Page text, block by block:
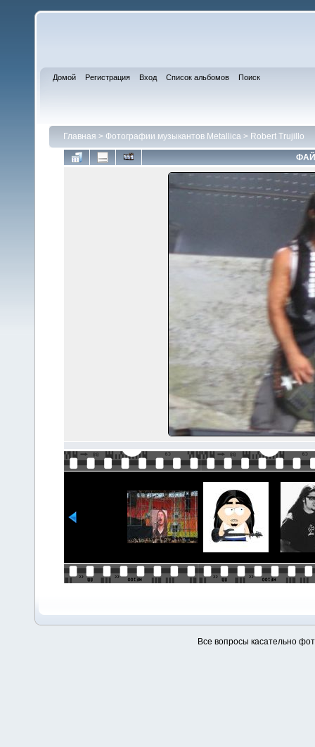
Домой Регистрация Вход Список альбомов Поиск
Главная > Фотографии музыкантов Metallica > Robert Trujillo
Все вопросы касательно